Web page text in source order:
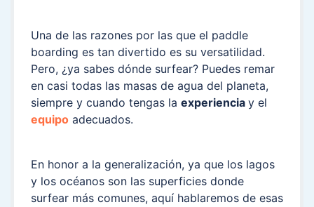
Una de las razones por las que el paddle
boarding es tan divertido es su versatilidad.
Pero, ¿ya sabes dónde surfear? Puedes remar
en casi todas las masas de agua del planeta,
siempre y cuando tengas la experiencia y el
equipo adecuados.
En honor a la generalización, ya que los lagos
y los océanos son las superficies donde
surfear más comunes, aquí hablaremos de esas